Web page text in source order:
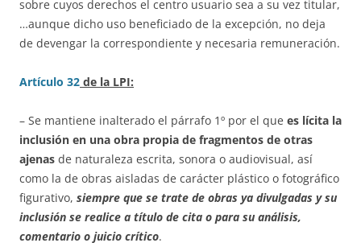
sobre cuyos derechos el centro usuario sea a su vez titular,
…aunque dicho uso beneficiado de la excepción, no deja
de devengar la correspondiente y necesaria remuneración.
Artículo 32 de la LPI:
– Se mantiene inalterado el párrafo 1º por el que es lícita la
inclusión en una obra propia de fragmentos de otras
ajenas de naturaleza escrita, sonora o audiovisual, así
como la de obras aisladas de carácter plástico o fotográfico
figurativo, siempre que se trate de obras ya divulgadas y su
inclusión se realice a título de cita o para su análisis,
comentario o juicio crítico.